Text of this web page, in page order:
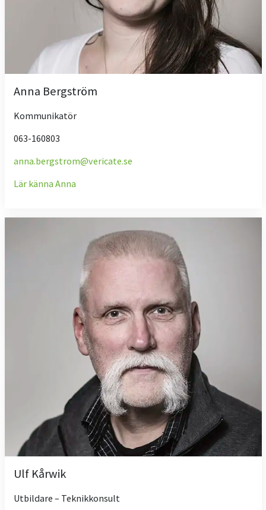
Anna Bergström
Kommunikatör
063-160803
anna.bergstrom@vericate.se
Lär känna Anna
Ulf Kårwik
Utbildare – Teknikkonsult